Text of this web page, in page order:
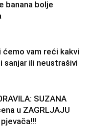
banana bolje
ćemo vam reći kakvi
sanjar ili neustrašivi
SUZANA
u ZAGRLJAJU